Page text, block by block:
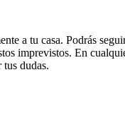
a tu casa. Podrás
imprevistos. En
tus dudas.